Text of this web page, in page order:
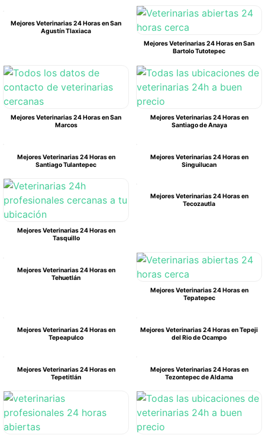
Mejores Veterinarias 24 Horas en San
Agustín Tlaxiaca
Mejores Veterinarias 24 Horas en San
Bartolo Tutotepec
Mejores Veterinarias 24 Horas en San
Marcos
Mejores Veterinarias 24 Horas en
Santiago de Anaya
Mejores Veterinarias 24 Horas en
Santiago Tulantepec
Mejores Veterinarias 24 Horas en
Singuilucan
Mejores Veterinarias 24 Horas en
Tasquillo
Mejores Veterinarias 24 Horas en
Tecozautla
Mejores Veterinarias 24 Horas en
Tehuetlán
Mejores Veterinarias 24 Horas en
Tepatepec
Mejores Veterinarias 24 Horas en
Tepeapulco
Mejores Veterinarias 24 Horas en Tepeji
del Rio de Ocampo
Mejores Veterinarias 24 Horas en
Tepetitlán
Mejores Veterinarias 24 Horas en
Tezontepec de Aldama